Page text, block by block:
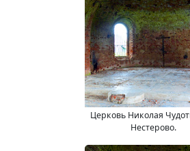
Церковь Николая
Нестерово.